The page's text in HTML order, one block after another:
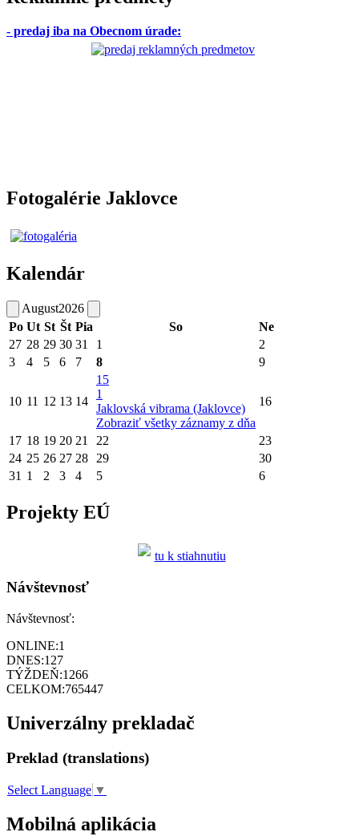
- predaj iba na Obecnom úrade:
Fotogalérie Jaklovce
Kalendár
August2026
Po Ut St Št Pia So
Ne
27 28 29 30 31 1
2
3
4 5 6 7 8 9
10 11 12 13 14
15
1
Jaklovská vibrama (Jaklovce)
Zobraziť všetky záznamy z dňa
16
17 18 19 20 21 22
23
24 25 26 27 28 29
30
31 1 2 3 4 5 6
Projekty EÚ
tu k stiahnutiu
Návštevnosť
Návštevnosť:
ONLINE:1
DNES:127
TÝŽDEŇ:1266
CELKOM:765447
Univerzálny prekladač
Preklad (translations)
Select Language ▼
Mobilná aplikácia